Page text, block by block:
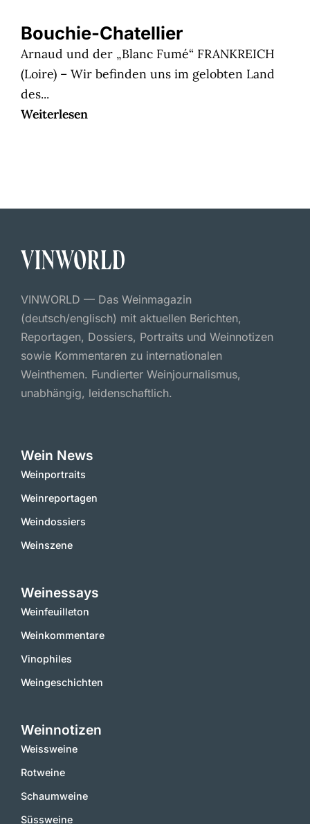
Bouchie-Chatellier
Arnaud und der „Blanc Fumé“ FRANKREICH
(Loire) – Wir befinden uns im gelobten Land
des...
Weiterlesen
VINWORLD — Das Weinmagazin
(deutsch/englisch) mit aktuellen Berichten,
Reportagen, Dossiers, Portraits und Weinnotizen
sowie Kommentaren zu internationalen
Weinthemen. Fundierter Weinjournalismus,
unabhängig, leidenschaftlich.
Wein News
Weinportraits
Weinreportagen
Weindossiers
Weinszene
Weinessays
Weinfeuilleton
Weinkommentare
Vinophiles
Weingeschichten
Weinnotizen
Weissweine
Rotweine
Schaumweine
Süssweine